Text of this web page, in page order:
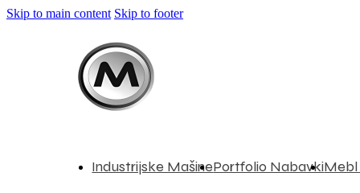
Skip to main content Skip to footer
Industrijske MašinePortfolio Nabavki